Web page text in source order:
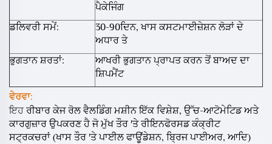
ਪੈਕੇਜਿੰਗ
ਡਲਿਵਰੀ ਸਮੇਂ:
30-90ਦਿਨ, ਖਾਸ ਕਸਟਮਾਈਜ਼ੇਸ਼ਨ ਲੋੜਾਂ ਦੇ
ਅਧਾਰ ਤੇ
ਭੁਗਤਾਨ ਸ਼ਰਤਾਂ:
ਆਖਰੀ ਭੁਗਤਾਨ ਪ੍ਰਾਪਤ ਕਰਨ ਤੋਂ ਬਾਅਦ ਦਾ
ਸ਼ਿਪਮੈਂਟ
ਵੇਰਵਾ:
ਇਹ ਰੀਬਾਰ ਕੇਜ ਰੋਲ ਵੈਲਡਿੰਗ ਮਸ਼ੀਨ ਇੱਕ ਵਿਸ਼ੇਸ਼, ਉੱਚ-ਆਟੋਮੇਟਿਡ ਅਤੇ
ਕਾਰਗੁਜ਼ਾਰ ਉਪਕਰਣ ਹੈ ਜੋ ਮੁੱਖ ਤੌਰ 'ਤੇ ਰੀਇਨਫੋਰਸਡ ਕੰਕ੍ਰੀਟ
ਸਟ੍ਰਕਚਰਾਂ (ਖਾਸ ਤੌਰ 'ਤੇ ਪਾਈਲ ਫਾਊਂਡੇਸ਼ਨ, ਬ੍ਰਿਜ ਪਾਈਅਰ, ਆਦਿ)